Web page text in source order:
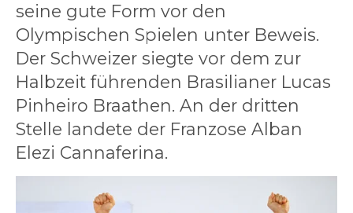
seine gute Form vor den
Olympischen Spielen unter Beweis.
Der Schweizer siegte vor dem zur
Halbzeit führenden Brasilianer Lucas
Pinheiro Braathen. An der dritten
Stelle landete der Franzose Alban
Elezi Cannaferina.